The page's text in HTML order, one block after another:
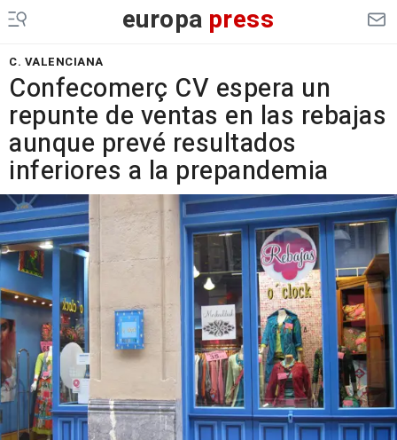
europa press
C. VALENCIANA
Confecomerç CV espera un
repunte de ventas en las rebajas
aunque prevé resultados
inferiores a la prepandemia